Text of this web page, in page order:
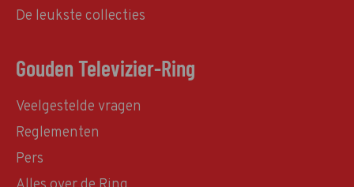
De leukste collecties
Gouden Televizier-Ring
Veelgestelde vragen
Reglementen
Pers